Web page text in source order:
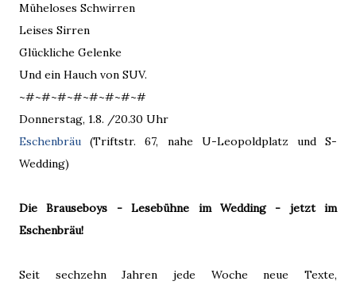
Müheloses Schwirren
Leises Sirren
Glückliche Gelenke
Und ein Hauch von SUV.
~#~#~#~#~#~#~#~#
Donnerstag, 1.8. /20.30 Uhr
Eschenbräu (Triftstr. 67, nahe U-Leopoldplatz und S-
Wedding)
Die Brauseboys - Lesebühne im Wedding - jetzt im
Eschenbräu!
Seit sechzehn Jahren jede Woche neue Texte,